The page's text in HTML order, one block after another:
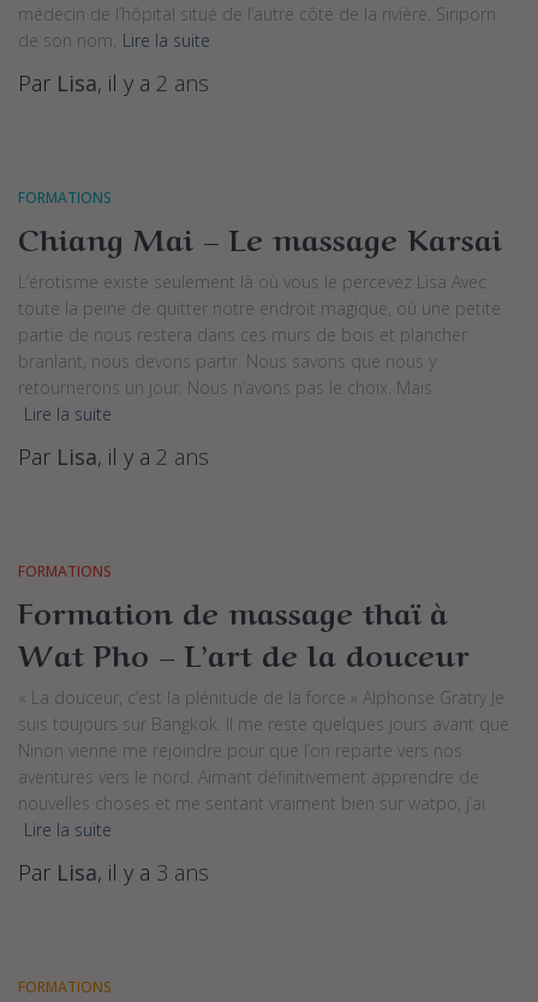
médecin de l’hôpital situé de l’autre côté de la rivière. Siriporn
de son nom, Lire la suite
Par Lisa, il y a 2 ans
FORMATIONS
Chiang Mai – Le massage Karsai
L’érotisme existe seulement là où vous le percevez Lisa Avec
toute la peine de quitter notre endroit magique, où une petite
partie de nous restera dans ces murs de bois et plancher
branlant, nous devons partir. Nous savons que nous y
retournerons un jour. Nous n’avons pas le choix. Mais
Lire la suite
Par Lisa, il y a 2 ans
FORMATIONS
Formation de massage thaï à
Wat Pho – L’art de la douceur
« La douceur, c’est la plénitude de la force » Alphonse Gratry Je
suis toujours sur Bangkok. Il me reste quelques jours avant que
Ninon vienne me rejoindre pour que l’on reparte vers nos
aventures vers le nord. Aimant définitivement apprendre de
nouvelles choses et me sentant vraiment bien sur watpo, j’ai
Lire la suite
Par Lisa, il y a 3 ans
FORMATIONS